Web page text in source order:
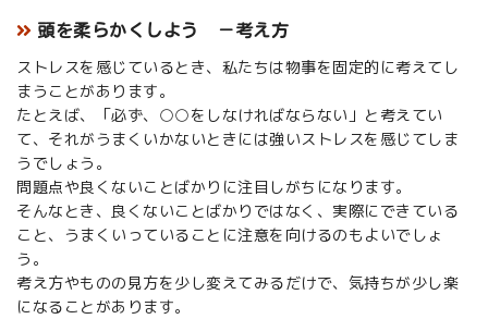
頭を柔らかくしよう －考え方
ストレスを感じているとき、私たちは物事を固定的に考えてし
まうことがあります。
たとえば、「必ず、○○をしなければならない」と考えてい
て、それがうまくいかないときには強いストレスを感じてしま
うでしょう。
問題点や良くないことばかりに注目しがちになります。
そんなとき、良くないことばかりではなく、実際にできている
こと、うまくいっていることに注意を向けるのもよいでしょ
う。
考え方やものの見方を少し変えてみるだけで、気持ちが少し楽
になることがあります。